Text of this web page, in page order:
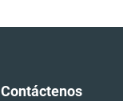
Contáctenos